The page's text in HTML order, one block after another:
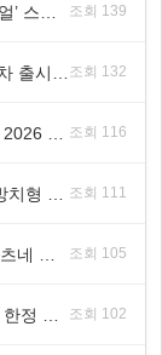
조회 139
조회 132
조회 116
조회 111
조회 105
조회 102